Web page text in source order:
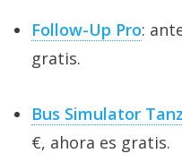
Follow-Up Pro:
gratis.
Bus Simulator
€, ahora es gratis.